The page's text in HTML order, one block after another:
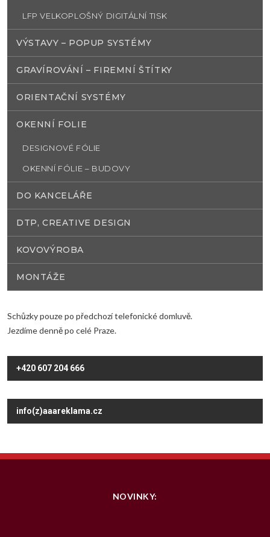
LFP VELKOPLOŠNÝ DIGITÁLNÍ TISK
VÝSTAVY – POPUP SYSTÉMY
GRAVÍROVÁNÍ – FIREMNÍ ŠTÍTKY
ORIENTAČNÍ SYSTÉMY
OKENNÍ FOLIE
DESIGNOVÉ FÓLIE
OKENNÍ FÓLIE – BUDOVY
DO KANCELÁŘE
DTP, CREATIVE DESIGN
KOVOVÝROBA
MONTÁŽE
Schůzky pouze po předchozí telefonické domluvě.
Jezdíme denně po celé Praze.
+420 607 204 666
info(z)aaareklama.cz
NOVINKY: